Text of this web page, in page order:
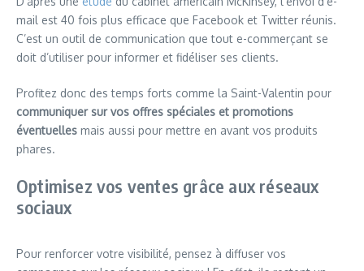
mail est 40 fois plus efficace que Facebook et Twitter réunis.
C’est un outil de communication que tout e-commerçant se
doit d’utiliser pour informer et fidéliser ses clients.
Profitez donc des temps forts comme la Saint-Valentin pour
communiquer sur vos offres spéciales et promotions
éventuelles mais aussi pour mettre en avant vos produits
phares.
Optimisez vos ventes grâce aux réseaux
sociaux
Pour renforcer votre visibilité, pensez à diffuser vos